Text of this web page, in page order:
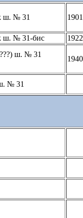
ш. № 31 1901
ш. № 31-бис
1922
ш. № 31
1940
№ 31